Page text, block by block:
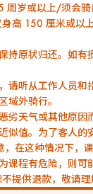
周岁或以上/须会
高 150 厘米或以
持原状归还。如有
请听从工作人员和
域外骑行。
劣天气或其他原因
似值。为了客人的
在这种情况下，
课程有危险，则可
提供退款，敬请理